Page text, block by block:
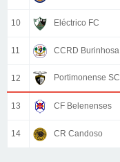
10 Eléctrico FC
11 CCRD Burinhosa
12 Portimonense SC
13 CF Belenenses
14 CR Candoso